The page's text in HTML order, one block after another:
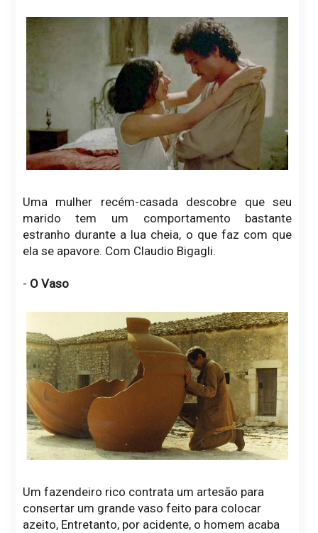
Uma mulher recém-casada descobre que seu
marido tem um comportamento bastante
estranho durante a lua cheia, o que faz com que
ela se apavore. Com Claudio Bigagli
- O Vaso
Um fazendeiro rico contrata um artesão para
consertar um grande vaso feito para colocar
azeito, Entretanto, por acidente, o homem acaba